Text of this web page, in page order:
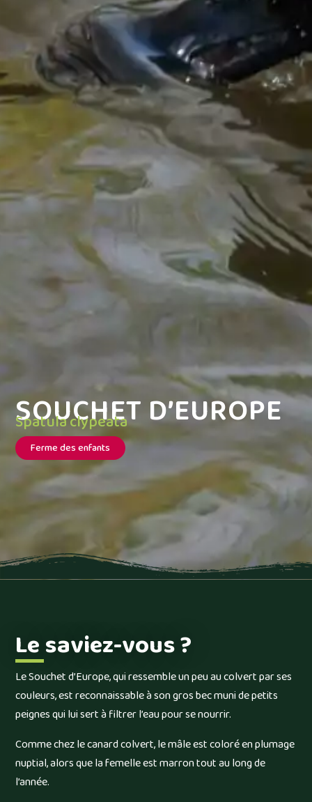
SOUCHET D’EUROPE
Spatula clypeata
Ferme des enfants
Le saviez-vous ?
Le Souchet d’Europe, qui ressemble un peu au colvert par ses
couleurs, est reconnaissable à son gros bec muni de petits
peignes qui lui sert à filtrer l’eau pour se nourrir.
Comme chez le canard colvert, le mâle est coloré en plumage
nuptial, alors que la femelle est marron tout au long de
l’année.